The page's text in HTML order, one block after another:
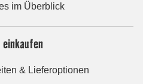
im Überblick
einkaufen
& Lieferoptionen